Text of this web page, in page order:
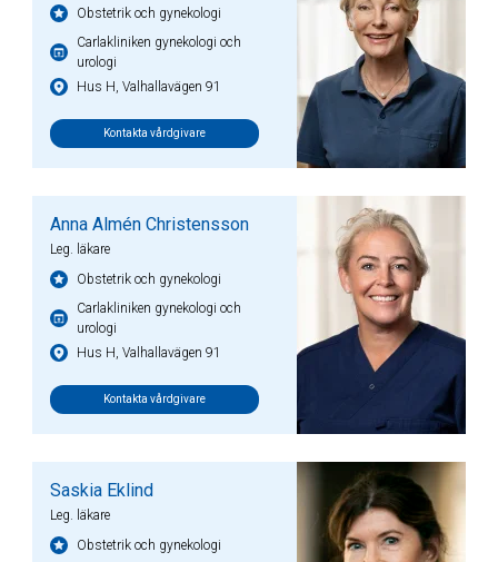
Obstetrik och gynekologi
Carlakliniken gynekologi och
urologi
Hus H, Valhallavägen 91
Kontakta vårdgivare
Anna Almén Christensson
Leg. läkare
Obstetrik och gynekologi
Carlakliniken gynekologi och
urologi
Hus H, Valhallavägen 91
Kontakta vårdgivare
Saskia Eklind
Leg. läkare
Obstetrik och gynekologi